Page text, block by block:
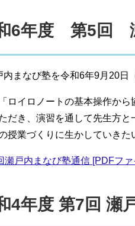
6年度 第5回
内まなび塾を令和6年9月20日
ロイロノートの基本操作か
だき、演習を通して先生方
授業づくりに生かしていきた
瀬戸内まなび塾通信 [PDFフ
4年度 第7回 瀬